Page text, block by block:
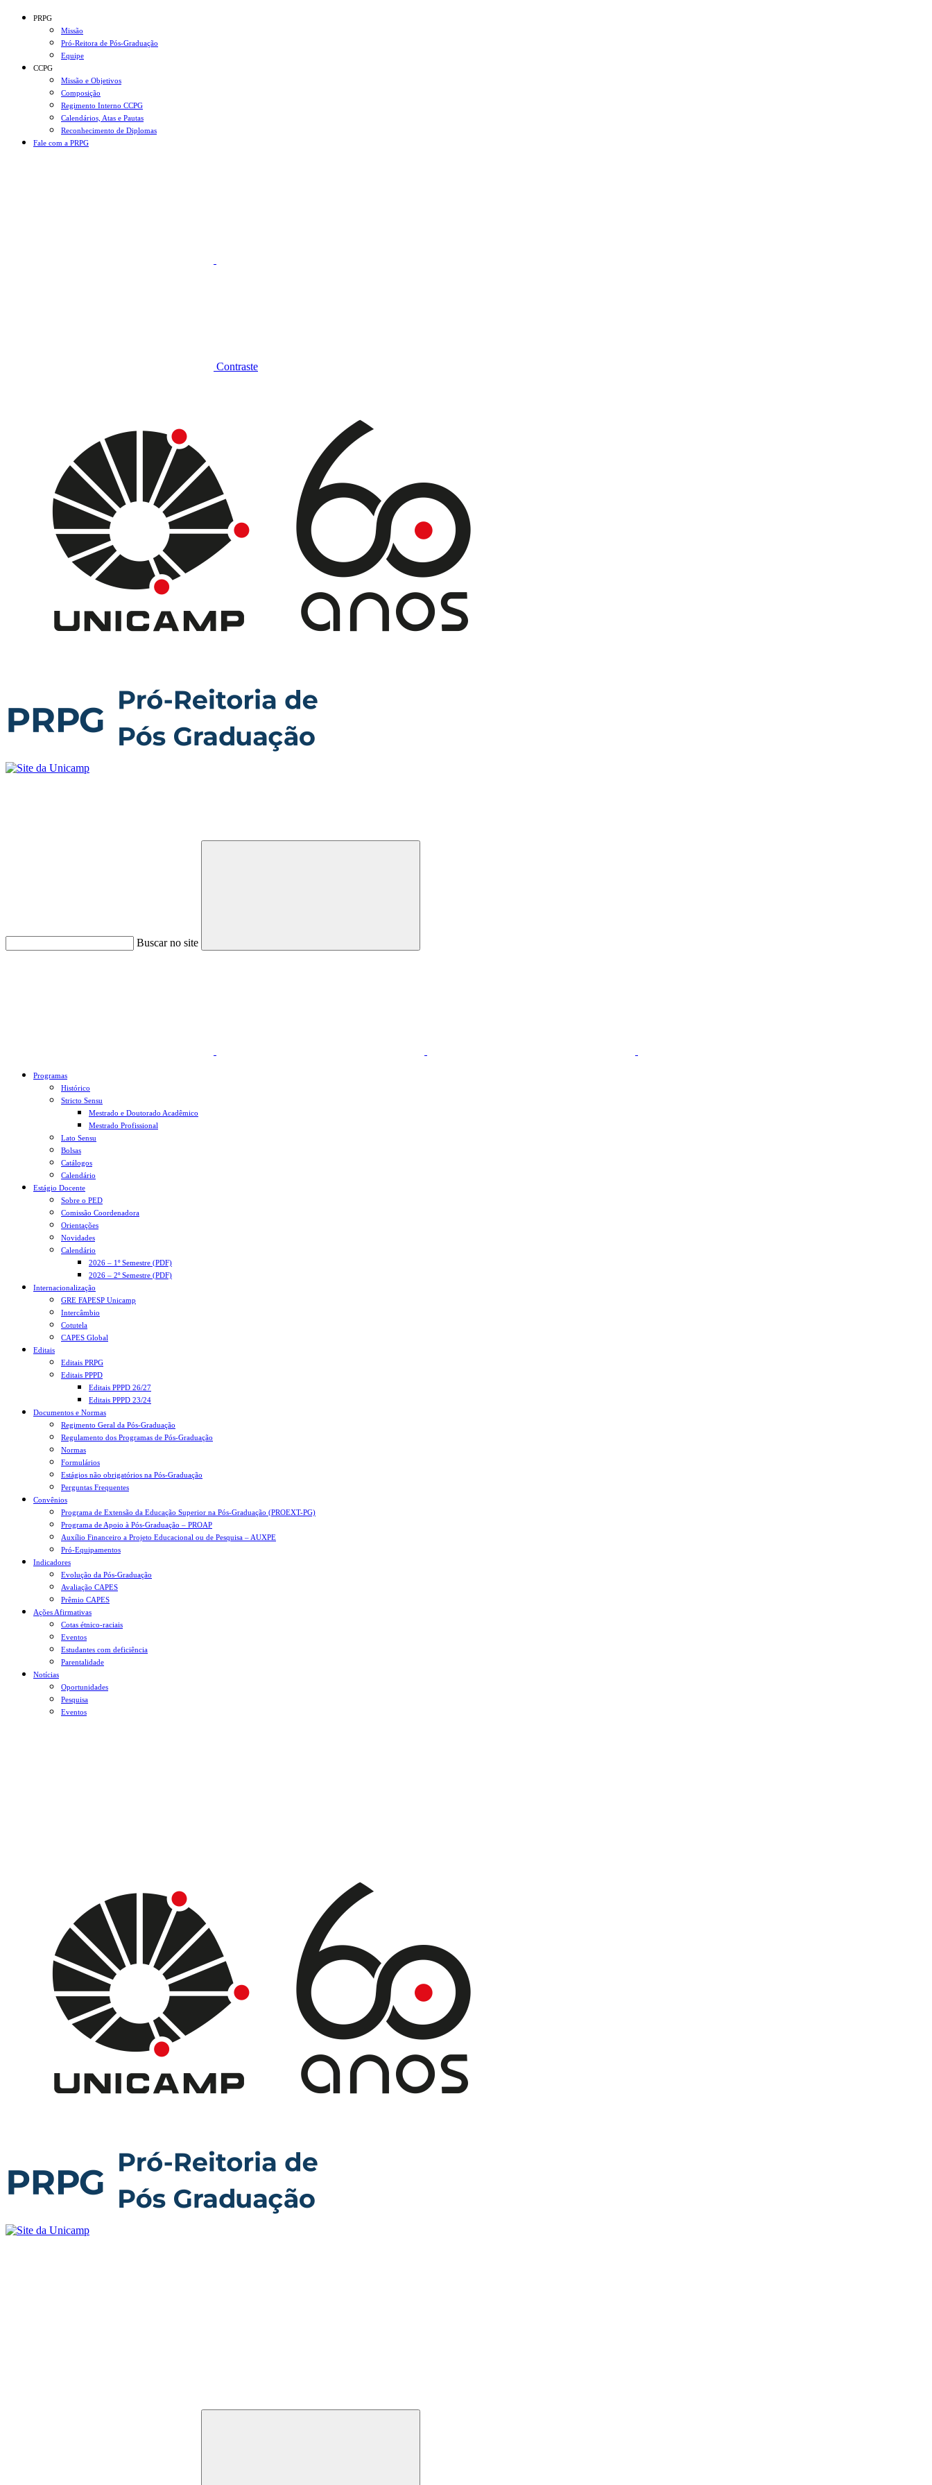
Conteúdo principal
PRPG
Missão
Pró-Reitora de Pós-Graduação
Equipe
CCPG
Missão e Objetivos
Composição
Regimento Interno CCPG
Calendários, Atas e Pautas
Reconhecimento de Diplomas
Fale com a PRPG
Contraste
Buscar no site
Buscar
Programas
Histórico
Stricto Sensu
Mestrado e Doutorado Acadêmico
Mestrado Profissional
Lato Sensu
Bolsas
Catálogos
Calendário
Estágio Docente
Sobre o PED
Comissão Coordenadora
Orientações
Novidades
Calendário
2026 – 1º Semestre (PDF)
2026 – 2º Semestre (PDF)
Internacionalização
GRE FAPESP Unicamp
Intercâmbio
Cotutela
CAPES Global
Editais
Editais PRPG
Editais PPPD
Editais PPPD 26/27
Editais PPPD 23/24
Documentos e Normas
Regimento Geral da Pós-Graduação
Regulamento dos Programas de Pós-Graduação
Normas
Formulários
Estágios não obrigatórios na Pós-Graduação
Perguntas Frequentes
Convênios
Programa de Extensão da Educação Superior na Pós-Graduação (PROEXT-PG)
Programa de Apoio à Pós-Graduação – PROAP
Auxílio Financeiro a Projeto Educacional ou de Pesquisa – AUXPE
Pró-Equipamentos
Indicadores
Evolução da Pós-Graduação
Avaliação CAPES
Prêmio CAPES
Ações Afirmativas
Cotas étnico-raciais
Eventos
Estudantes com deficiência
Parentalidade
Notícias
Oportunidades
Pesquisa
Eventos